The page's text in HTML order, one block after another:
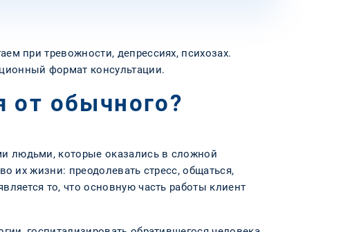
при тревожности, депрессиях, психозах.
формат консультации.
от обычного?
людьми, которые оказались в сложной
их жизни: преодолевать стресс, общаться,
то, что основную часть работы клиент